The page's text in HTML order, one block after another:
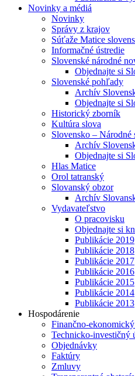
Novinky a médiá
Novinky
Správy z krajov
Súťaže Matice
Informačné ústredie
Slovenské národné
Objednajte si
Slovenské pohľady
Archív
Objednajte si
Historický zborník
Kultúra slova
Slovensko – Národné
Archív
Objednajte si
Hlas Matice
Orol tatranský
Slovanský obzor
Archív
Vydavateľstvo
O pracovisku
Objednajte si
Publikácie 2019
Publikácie 2018
Publikácie 2017
Publikácie 2016
Publikácie 2015
Publikácie 2014
Publikácie 2013
Hospodárenie
Finančno-
Technicko-investičný
Objednávky
Faktúry
Zmluvy